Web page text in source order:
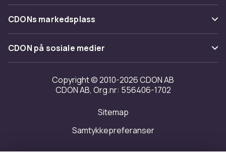
Tilbakekallinger
Varemerker
Om oss
Kundeanmeldelser
Jobbe på CDON
Investor relations
Tilgjengelighet
CDONs markedsplass
Merchant Help Center
CDON på sosiale medier
Copyright © 2010-2026 CDON AB
CDON AB, Org.nr: 556406-1702
Sitemap
Samtykkepreferanser